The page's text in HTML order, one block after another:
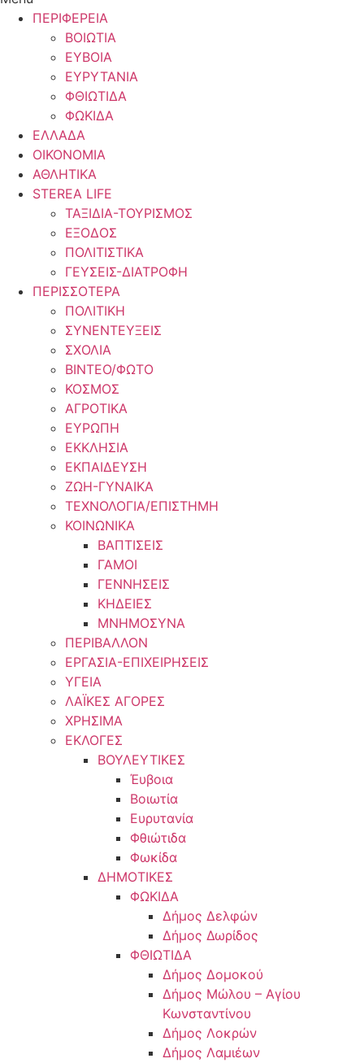
ΠΕΡΙΦΕΡΕΙΑ
ΒΟΙΩΤΙΑ
ΕΥΒΟΙΑ
ΕΥΡΥΤΑΝΙΑ
ΦΘΙΩΤΙΔΑ
ΦΩΚΙΔΑ
ΕΛΛΑΔΑ
ΟΙΚΟΝΟΜΙΑ
ΑΘΛΗΤΙΚΑ
STEREA LIFE
ΤΑΞΙΔΙΑ-ΤΟΥΡΙΣΜΟΣ
ΕΞΟΔΟΣ
ΠΟΛΙΤΙΣΤΙΚΑ
ΓΕΥΣΕΙΣ-ΔΙΑΤΡΟΦΗ
ΠΕΡΙΣΣΟΤΕΡΑ
ΠΟΛΙΤΙΚΗ
ΣΥΝΕΝΤΕΥΞΕΙΣ
ΣΧΟΛΙΑ
ΒΙΝΤΕΟ/ΦΩΤΟ
ΚΟΣΜΟΣ
ΑΓΡΟΤΙΚΑ
ΕΥΡΩΠΗ
ΕΚΚΛΗΣΙΑ
ΕΚΠΑΙΔΕΥΣΗ
ΖΩΗ-ΓΥΝΑΙΚΑ
ΤΕΧΝΟΛΟΓΙΑ/ΕΠΙΣΤΗΜΗ
ΚΟΙΝΩΝΙΚΑ
ΒΑΠΤΙΣΕΙΣ
ΓΑΜΟΙ
ΓΕΝΝΗΣΕΙΣ
ΚΗΔΕΙΕΣ
ΜΝΗΜΟΣΥΝΑ
ΠΕΡΙΒΑΛΛΟΝ
ΕΡΓΑΣΙΑ-ΕΠΙΧΕΙΡΗΣΕΙΣ
ΥΓΕΙΑ
ΛΑΪΚΕΣ ΑΓΟΡΕΣ
ΧΡΗΣΙΜΑ
ΕΚΛΟΓΕΣ
ΒΟΥΛΕΥΤΙΚΕΣ
Έυβοια
Βοιωτία
Ευρυτανία
Φθιώτιδα
Φωκίδα
ΔΗΜΟΤΙΚΕΣ
ΦΩΚΙΔΑ
Δήμος Δελφών
Δήμος Δωρίδος
ΦΘΙΩΤΙΔΑ
Δήμος Δομοκού
Δήμος Μώλου – Αγίου
Κωνσταντίνου
Δήμος Λοκρών
Δήμος Λαμιέων